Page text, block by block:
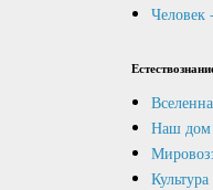
Человек
Наш дом
Культура